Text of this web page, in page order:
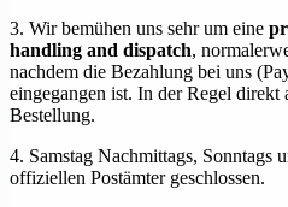
3. Wir bemühen uns sehr um eine
handling and dispatch,
nachdem die Bezahlung bei uns
eingegangen ist. In der Regel direkt
Bestellung.
4. Samstag Nachmittags, Sonntags
offiziellen Postämter geschlossen.